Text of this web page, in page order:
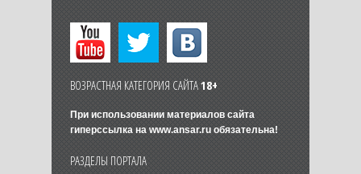
ВОЗРАСТНАЯ КАТЕГОРИЯ САЙТА18+
При использовании материалов сайта
гиперссылка на www.ansar.ruобязательна!
РАЗДЕЛЫ ПОРТАЛА